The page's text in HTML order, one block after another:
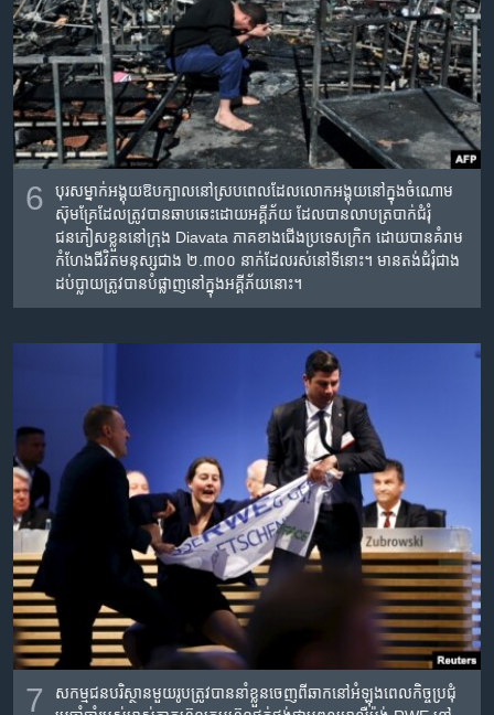
6
បុរស​ម្នាក់​អង្គុយ​ឱបក្បាល​នៅ​ស្រប​ពេល​ដែល​លោក​អង្គុយ​នៅ​ក្នុង​ចំណោម​
ស៊ុមគ្រែ​ដែល​ត្រូវ​បាន​ឆាបឆេះ​ដោយ​អគ្គីភ័យ ដែល​បាន​លាបត្របាក់​ជំរុំ​
ជនភៀសខ្លួន​នៅ​ក្រុង Diavata ភាគ​ខាង​ជើង​ប្រទេស​ក្រិក ដោយ​បាន​គំរាម
កំហែង​ជីវិត​មនុស្ស​ជាង ២.៣០០ នាក់​ដែល​រស់នៅ​ទី​នោះ។ មាន​តង់ជំរុំ​ជាង​
ដប់​ប្លាយ​ត្រូវ​បាន​បំផ្លាញ​នៅ​ក្នុង​អគ្គីភ័យ​នោះ។
7
សកម្មជន​បរិស្ថាន​មួយ​រូប​ត្រូវ​បាន​នាំ​ខ្លួន​ចេញ​ពី​ឆាក​នៅ​អំឡុងពេល​កិច្ចប្រជុំ​